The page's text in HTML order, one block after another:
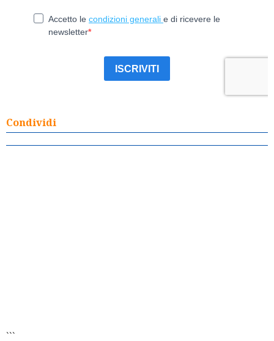
Condividi
```